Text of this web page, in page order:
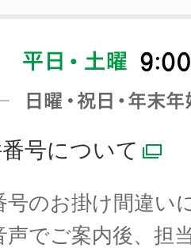
号について
号のお掛け間違い
声でご案内後、担